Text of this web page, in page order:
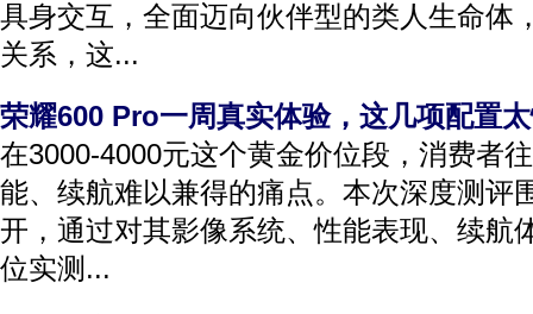
具身交互，全面迈向伙伴型的类人生命体
关系，这...
荣耀600 Pro一周真实体验，这几项配置
在3000-4000元这个黄金价位段，消费者
能、续航难以兼得的痛点。本次深度测评
开，通过对其影像系统、性能表现、续航
位实测...